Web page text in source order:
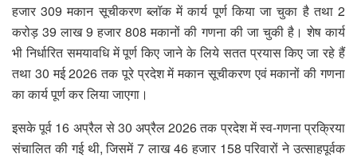
हजार 309 मकान सूचीकरण ब्लॉक में कार्य पूर्ण किया जा चुका है तथा 2
करोड़ 39 लाख 9 हजार 808 मकानों की गणना की जा चुकी है। शेष कार्य
भी निर्धारित समयावधि में पूर्ण किए जाने के लिये सतत प्रयास किए जा रहे हैं
तथा 30 मई 2026 तक पूरे प्रदेश में मकान सूचीकरण एवं मकानों की गणना
का कार्य पूर्ण कर लिया जाएगा।
इसके पूर्व 16 अप्रैल से 30 अप्रैल 2026 तक प्रदेश में स्व-गणना प्रक्रिया
संचालित की गई थी, जिसमें 7 लाख 46 हजार 158 परिवारों ने उत्साहपूर्वक